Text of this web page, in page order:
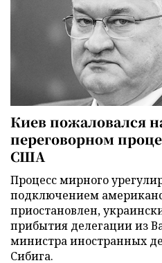
Киев пожаловался
переговорном
США
Процесс мирного
подключением
приостановлен,
прибытия делегации из
министра иностранных
Сибига.